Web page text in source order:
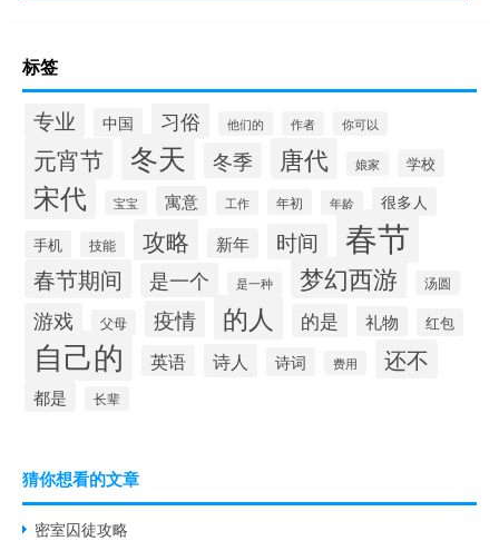
标签
专业 中国 习俗 他们的 作者 你可以
元宵节 冬天 冬季 唐代 娘家 学校
宋代 宝宝 寓意 工作 年初 年龄 很多人
手机 技能 攻略 新年 时间 春节
春节期间 是一个 是一种 梦幻西游 汤圆
游戏 父母 疫情 的人 的是 礼物 红包
自己的 英语 诗人 诗词 费用 还不
都是 长辈
猜你想看的文章
密室囚徒攻略